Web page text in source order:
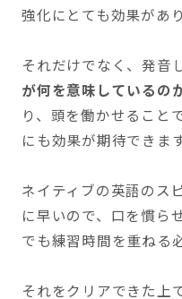
強化にとても効果があ
それだけでなく、発音
が何を意味しているの
り、頭を働かせること
にも効果が期待できま
ネイティブの英語のス
に早いので、口を慣ら
でも練習時間を重ねる
それをクリアできた上